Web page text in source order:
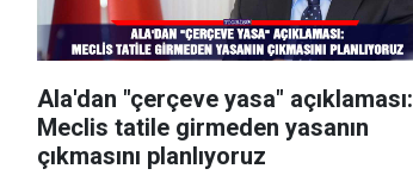
Ala'dan "çerçeve yasa" açıklaması:
Meclis tatile girmeden yasanın
çıkmasını planlıyoruz